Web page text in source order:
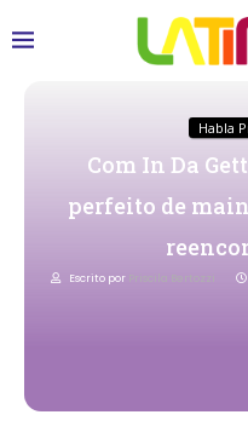
Habla
Com In Da
perfeito de
Escrito por Priscila Bertozzi